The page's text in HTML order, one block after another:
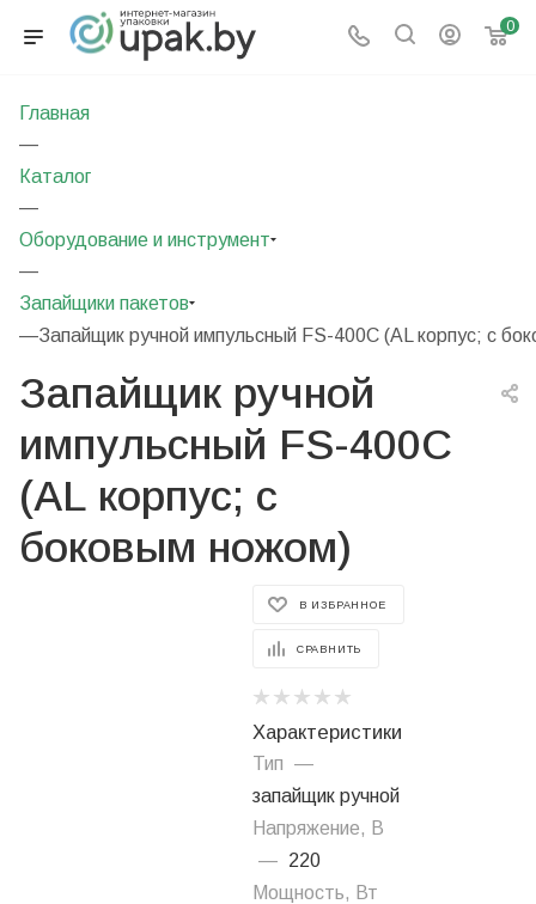
0
Главная
—
Каталог
—
Оборудование и инструмент
—
Запайщики пакетов
—Запайщик ручной импульсный FS-400C (AL корпус; с
Запайщик ручной
импульсный FS-400C
(AL корпус; с
боковым ножом)
В ИЗБРАННОЕ
СРАВНИТЬ
Характеристики
Тип —
запайщик ручной
Напряжение, В
— 220
Мощность, Вт